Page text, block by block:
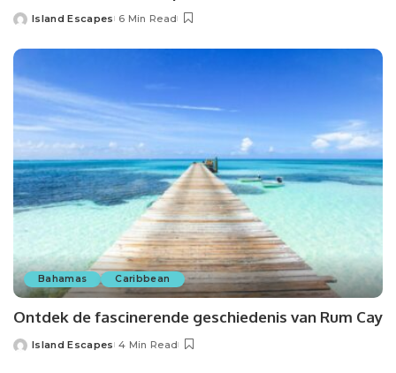
Island Escapes 6 Min Read
Bahamas Caribbean
Ontdek de fascinerende geschiedenis van Rum Cay
Island Escapes 4 Min Read